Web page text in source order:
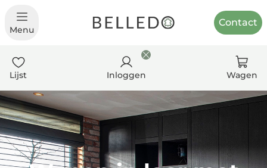
Menu
Contact
Lijst Inloggen Wagen